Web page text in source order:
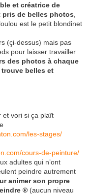
et créatrice de
pris de belles photos
est le petit blondinet
(çi-dessus) mais pas
pour laisser travailler
des photos à chaque
belles et
et vori si ça plaît
les-stages/
cours-de-peinture/
adultes qui n’ont
peindre autrement
animer son propre
® (aucun niveau